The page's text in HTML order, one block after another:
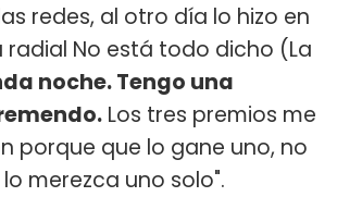
redes, al otro día lo hizo en
No está todo dicho (La
noche. Tengo una
Los tres premios me
porque que lo gane uno, no
merezca uno solo".